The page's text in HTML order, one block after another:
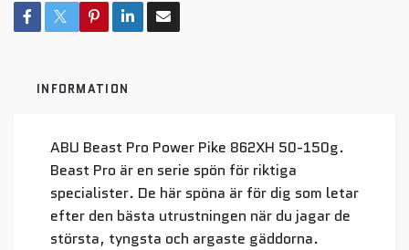
INFORMATION
ABU Beast Pro Power Pike 862XH 50-150g.
Beast Pro är en serie spön för riktiga
specialister. De här spöna är för dig som letar
efter den bästa utrustningen när du jagar de
största, tyngsta och argaste gäddorna.